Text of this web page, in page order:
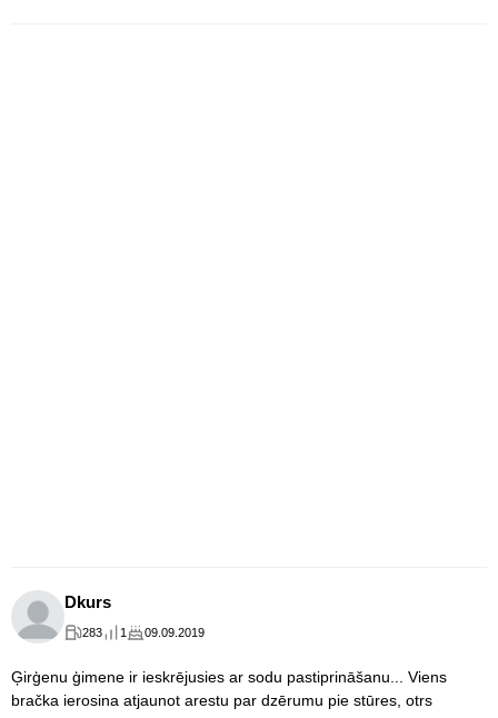
Dkurs
283 1 09.09.2019
Ģirģenu ģimene ir ieskrējusies ar sodu pastiprināšanu... Viens
bračka ierosina atjaunot arestu par dzērumu pie stūres, otrs